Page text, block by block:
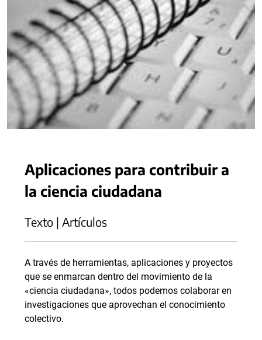
Aplicaciones para contribuir a
la ciencia ciudadana
Texto | Artículos
A través de herramientas, aplicaciones y proyectos
que se enmarcan dentro del movimiento de la
«ciencia ciudadana», todos podemos colaborar en
investigaciones que aprovechan el conocimiento
colectivo.